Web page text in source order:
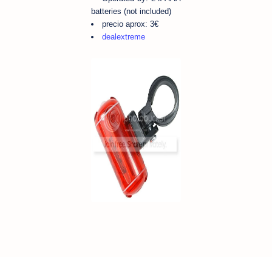
batteries (not included)
precio aprox: 3€
dealextreme